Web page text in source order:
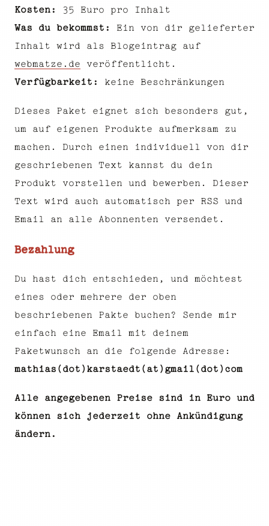
Kosten: 35 Euro pro Inhalt
Was du bekommst: Ein von dir gelieferter
Inhalt wird als Blogeintrag auf
webmatze.de veröffentlicht.
Verfügbarkeit: keine Beschränkungen
Dieses Paket eignet sich besonders gut,
um auf eigenen Produkte aufmerksam zu
machen. Durch einen individuell von dir
geschriebenen Text kannst du dein
Produkt vorstellen und bewerben. Dieser
Text wird auch automatisch per RSS und
Email an alle Abonnenten versendet.
Bezahlung
Du hast dich entschieden, und möchtest
eines oder mehrere der oben
beschriebenen Pakte buchen? Sende mir
einfach eine Email mit deinem
Paketwunsch an die folgende Adresse:
mathias(dot)karstaedt(at)gmail(dot)com
Alle angegebenen Preise sind in Euro und
können sich jederzeit ohne Ankündigung
ändern.